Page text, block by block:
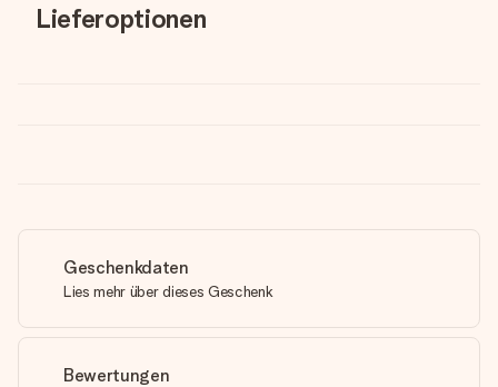
Lieferoptionen
Geschenkdaten
Lies mehr über dieses Geschenk
Bewertungen